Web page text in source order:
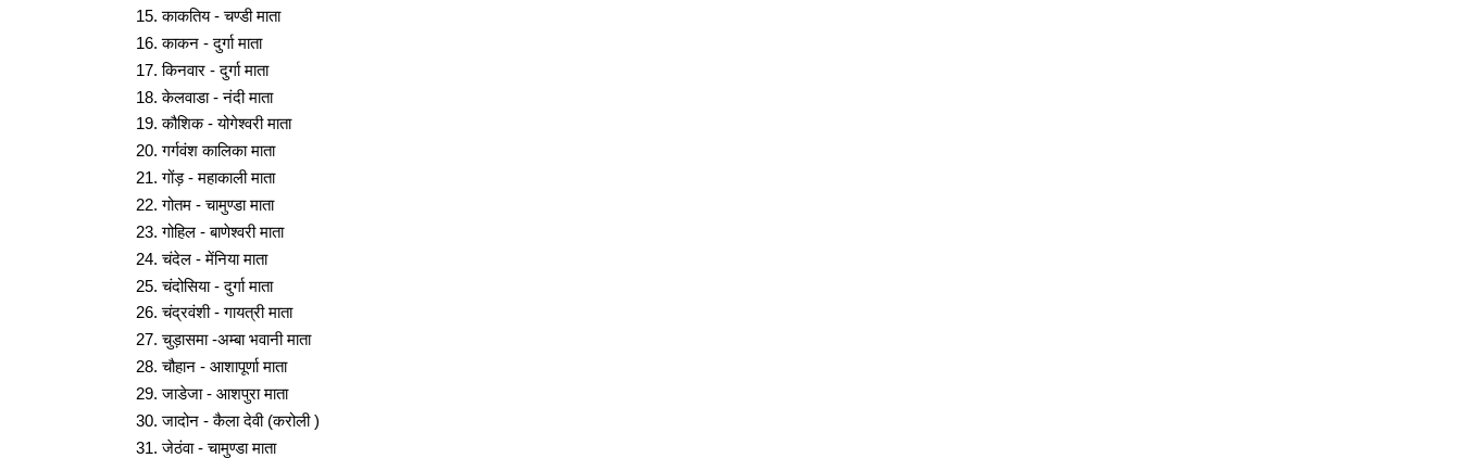
काकतिय - चण्डी माता
काकन - दुर्गा माता
किनवार - दुर्गा माता
केलवाडा - नंदी माता
कौशिक - योगेश्वरी माता
गर्गवंश कालिका माता
गोंड़ - महाकाली माता
गोतम - चामुण्डा माता
गोहिल - बाणेश्वरी माता
चंदेल - मेंनिया माता
चंदोसिया - दुर्गा माता
चंद्रवंशी - गायत्री माता
चुड़ासमा -अम्बा भवानी माता
चौहान - आशापूर्णा माता
जाडेजा - आशपुरा माता
जादोन - कैला देवी (करोली )
जेठंवा - चामुण्डा माता